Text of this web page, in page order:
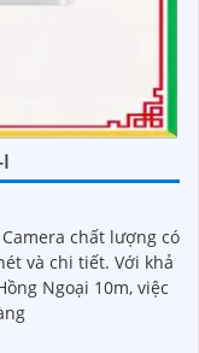
chất lượng có
tiết. Với khả
Ngoại 10m, việc